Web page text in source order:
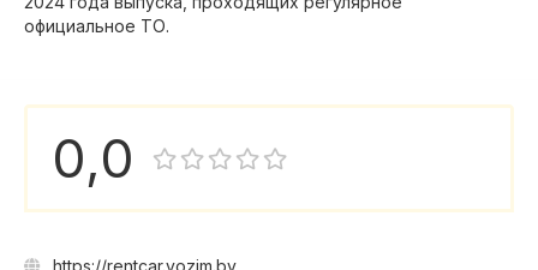
официальное ТО.
0,0
https://rentcar.vozim.by